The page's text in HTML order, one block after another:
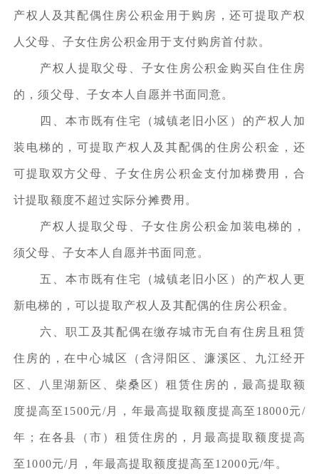
产权人及其配偶住房公积金用于购房，还可提取产权
人父母、子女住房公积金用于支付购房首付款。
产权人提取父母、子女住房公积金购买自住住房
的，须父母、子女本人自愿并书面同意。
四、本市既有住宅（城镇老旧小区）的产权人加
装电梯的，可提取产权人及其配偶的住房公积金，还
可提取双方父母、子女住房公积金支付加梯费用，合
计提取额度不超过实际分摊费用。
产权人提取父母、子女住房公积金加装电梯的，
须父母、子女本人自愿并书面同意。
五、本市既有住宅（城镇老旧小区）的产权人更
新电梯的，可以提取产权人及其配偶的住房公积金。
六、职工及其配偶在缴存城市无自有住房且租赁
住房的，在中心城区（含浔阳区、濂溪区、九江经开
区、八里湖新区、柴桑区）租赁住房的，最高提取额
度提高至1500元/月，年最高提取额度提高至18000元/
年；在各县（市）租赁住房的，月最高提取额度提高
至1000元/月，年最高提取额度提高至12000元/年。